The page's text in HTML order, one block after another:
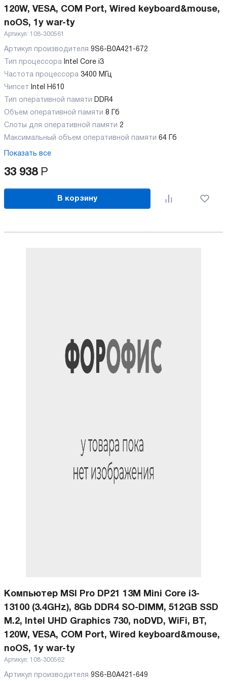
120W, VESA, COM Port, Wired keyboard&mouse,
noOS, 1y war-ty
Артикул: 108-300561
Артикул производителя 9S6-B0A421-672
Тип процессора Intel Core i3
Частота процессора 3400 МГц
Чипсет
Intel H610
Тип оперативной памяти DDR4
Объем оперативной памяти 8 Гб
Слоты для оперативной памяти 2
Максимальный объем оперативной памяти 64 Гб
Показать все
33 938 Р
В корзину
Компьютер MSI Pro DP21 13M Mini Core i3-
13100 (3.4GHz), 8Gb DDR4 SO-DIMM, 512GB SSD
M.2, Intel UHD Graphics 730, noDVD, WiFi, BT,
120W, VESA, COM Port, Wired keyboard&mouse,
noOS, 1y war-ty
Артикул: 108-300562
Артикул производителя 9S6-B0A421-649